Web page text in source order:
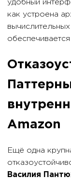
удобный
как устроена
обеспечивается
Amazon
Ещё одна
Василия